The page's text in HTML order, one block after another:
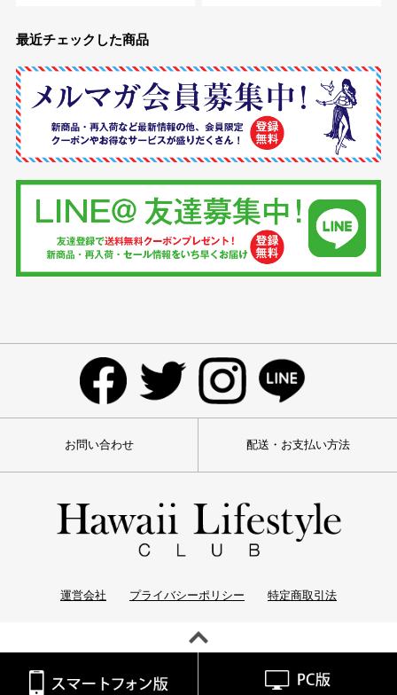
最近チェックした商品
お問い合わせ 配送・お支払い方法
運営会社 プライバシーポリシー 特定商取引法